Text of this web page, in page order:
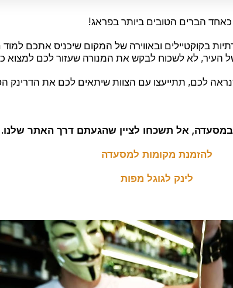
כאחד הברים הטובים ביותר בפראג!
בקוקטיילים ובאווירה של המקום שיכניס אתכם
העיר, לא לשכוח לבקש את המנורה שעזור לכם למצוא
לכם, תתייעצו עם הצוות שיתאים לכם את הדרינק
אל תשכחו לציין שהגעתם דרך האתר שלנו.
להזמנת מקומות למסעדה
לינק לגוגל מפות